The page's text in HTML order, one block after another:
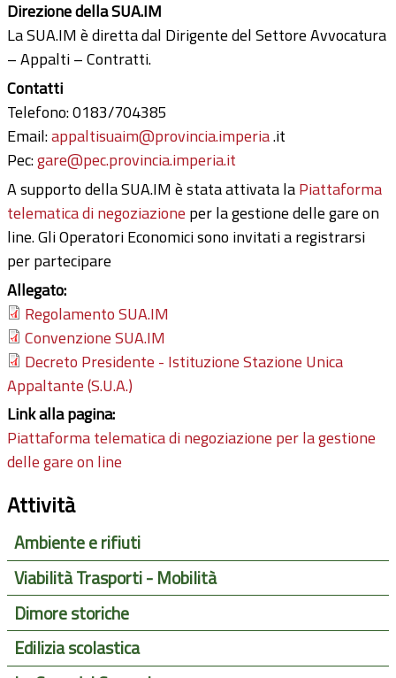
Direzione della SUA.IM
La SUA.IM è diretta dal Dirigente del Settore Avvocatura
– Appalti – Contratti.
Contatti
Telefono: 0183/704385
Email:appaltisuaim@provincia.imperia.it
Pec:gare@pec.provincia.imperia.it
A supporto della SUA.IM è stata attivata laPiattaforma
telematica di negoziazione per la gestione delle gare on
line. Gli Operatori Economici sono invitati a registrarsi
per partecipare
Allegato:
Regolamento SUA.IM
Convenzione SUA.IM
Decreto Presidente - Istituzione Stazione Unica
Appaltante (S.U.A.)
Link alla pagina:
Piattaforma telematica di negoziazione per la gestione
delle gare on line
Attività
Ambiente e rifiuti
Viabilità Trasporti - Mobilità
Dimore storiche
Edilizia scolastica